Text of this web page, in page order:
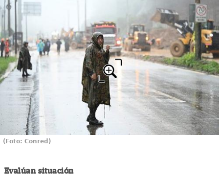
(Foto: Conred)
Evalúan situación